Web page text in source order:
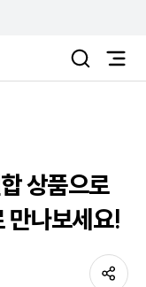
상품으로
만나보세요!